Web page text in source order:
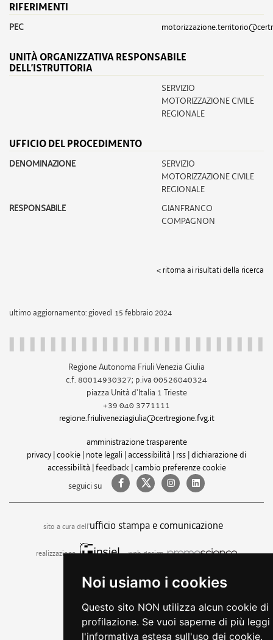
Noi usiamo i cookies
Questo sito NON utilizza alcun cookie di
profilazione. Se vuoi saperne di più leggi
l'informativa estesa sull'uso dei cookie.
RIFERIMENTI
PEC
UNITÀ ORGANIZZATIVA RESPONSABILE
DELL’ISTRUTTORIA
SERVIZIO
MOTORIZZAZIONE CIVILE
REGIONALE
UFFICIO DEL PROCEDIMENTO
DENOMINAZIONE
SERVIZIO
MOTORIZZAZIONE CIVILE
REGIONALE
RESPONSABILE
GIANFRANCO
COMPAGNON
< ritorna ai risultati della ricerca
ultimo aggiornamento: giovedì 15 febbraio 2024
Regione Autonoma Friuli Venezia Giulia
c.f. 80014930327; p.iva 00526040324
piazza Unità d'Italia 1 Trieste
+39 040 3771111
regione.friuliveneziagiulia@certregione.fvg.it
amministrazione trasparente
privacy |cookie | note legali |accessibilità | rss |dichiarazione di
accessibilità |feedback |cambio preferenze cookie
seguici su
sito a cura dell'ufficio stampa e comunicazione
realizzazione web design